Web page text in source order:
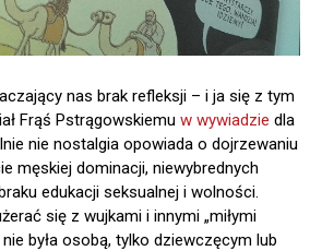
nas brak refleksji – i ja się z tym
Frąś Pstrągowskiemu w wywiadzie dla
nie nostalgia opowiada o dojrzewaniu
męskiej dominacji, niewybrednych
edukacji seksualnej i wolności.
się z wujkami i innymi „miłymi
była osobą, tylko dziewczęcym lub